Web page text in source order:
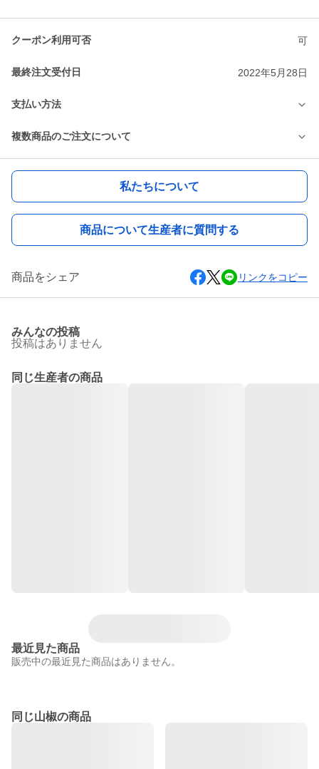
クーポン利用可否 可
最終注文受付日 2022年5月28日
支払い方法
複数商品のご注文について
私たちについて
商品について生産者に質問する
商品をシェア リンクをコピー
みんなの投稿
投稿はありません
同じ生産者の商品
最近見た商品
販売中の最近見た商品はありません。
同じ山椒の商品